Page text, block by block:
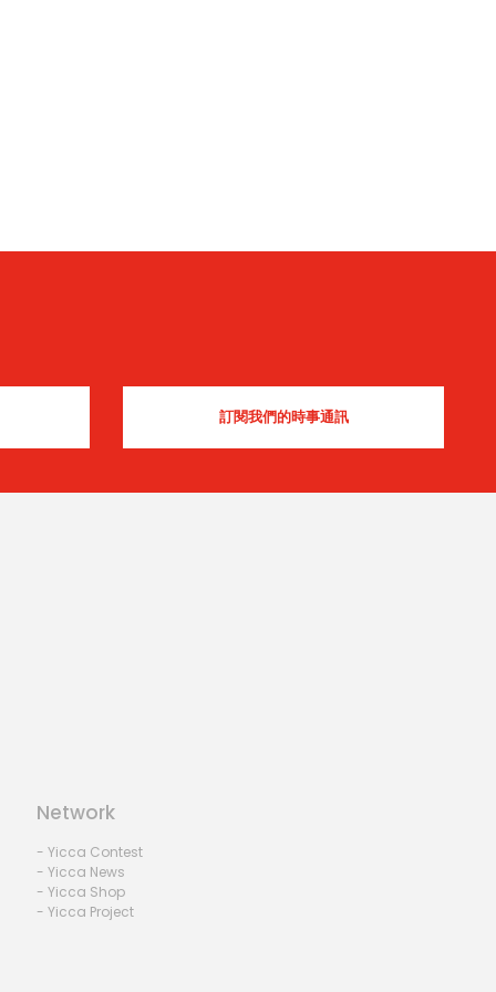
Network
- Yicca Contest
- Yicca News
- Yicca Shop
- Yicca Project